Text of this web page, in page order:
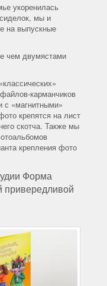
укоренилась
мы и
на выпускные
чем двумястами
карманчиков
«магнитными»
крепятся на лист
скотча. Также мы
крепления фото
Форма
привередливой